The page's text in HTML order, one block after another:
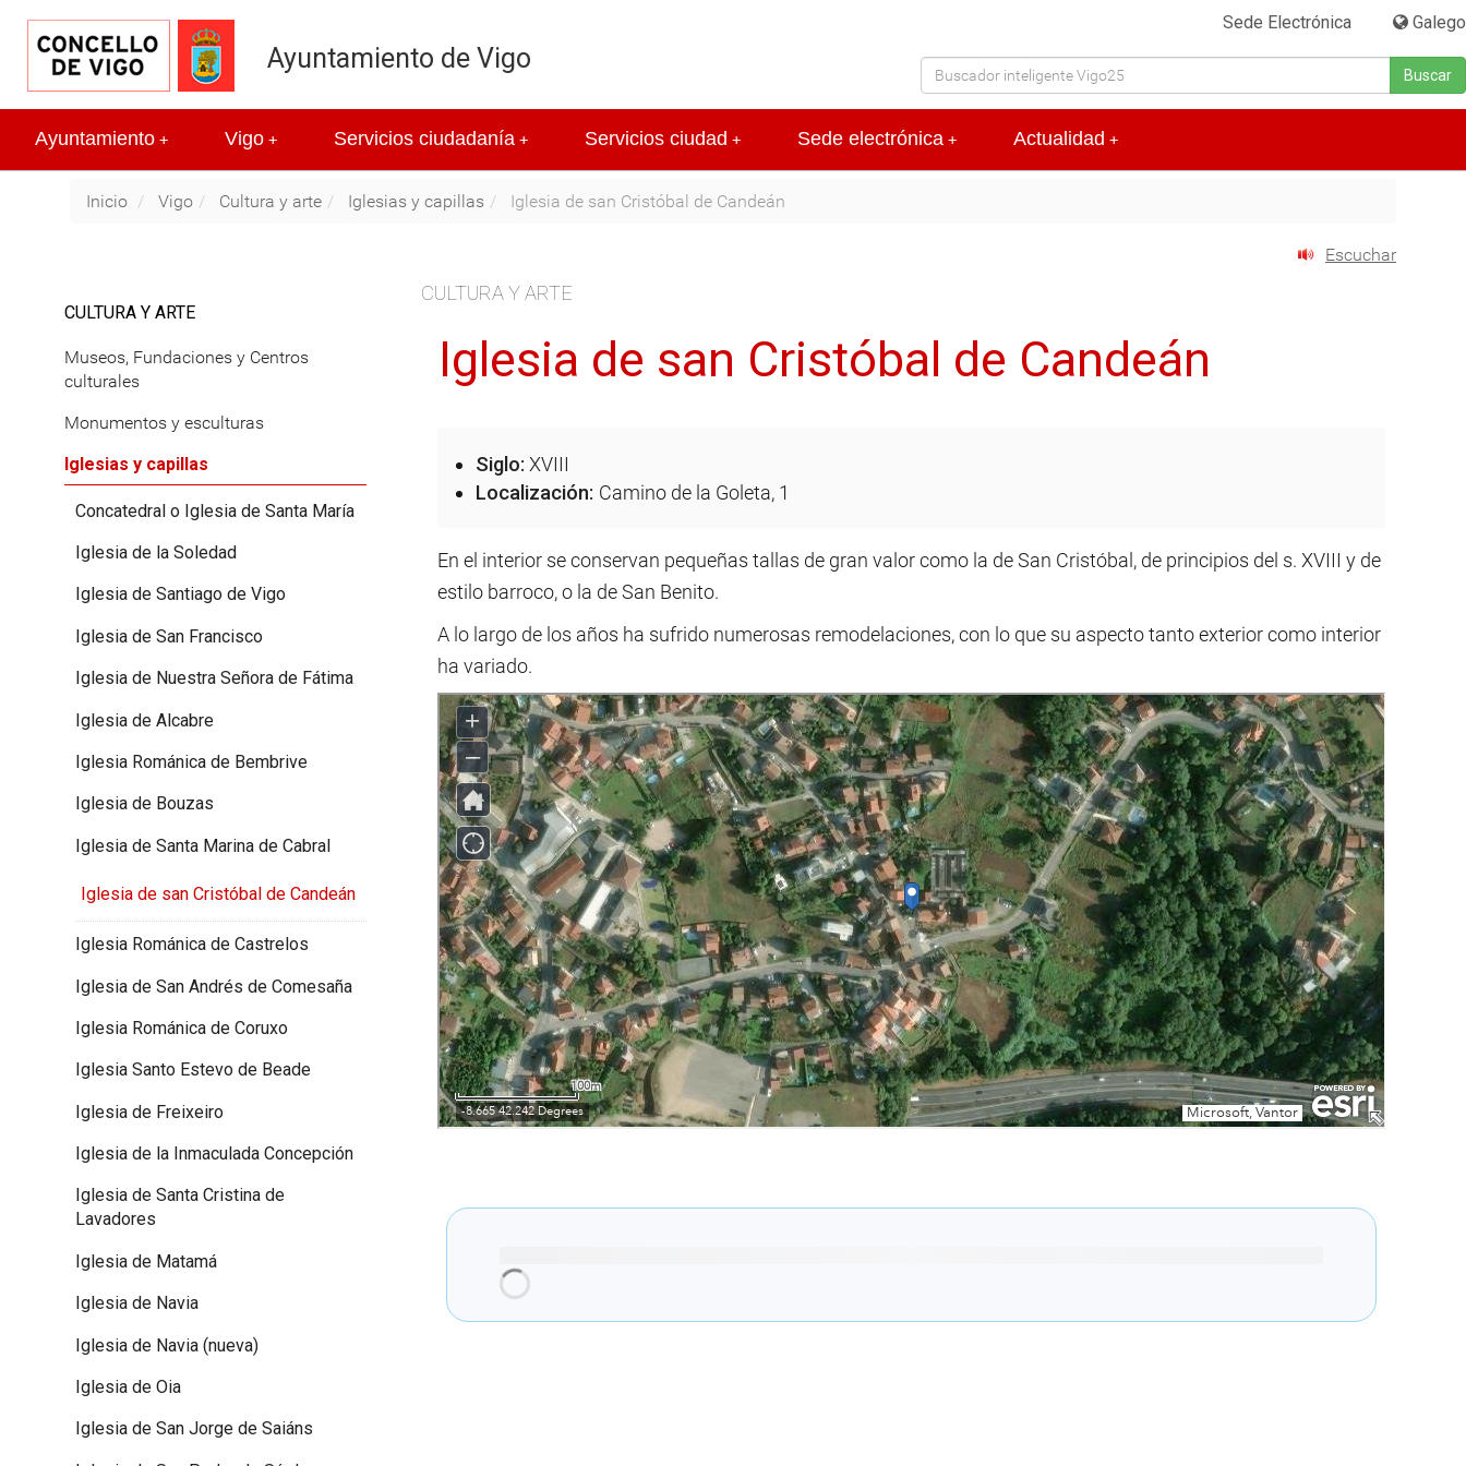
Sede Electrónica Galego
Buscar
Ayuntamiento de Vigo
+
Ayuntamiento +
Vigo +
Servicios ciudadanía +
Servicios ciudad +
Sede electrónica +
Actualidad
Inicio Vigo Cultura y arte Iglesias y capillas Iglesia de san Cristóbal de Candeán
Escuchar
CULTURA Y ARTE
Iglesia de san Cristóbal de Candeán
Siglo: XVIII
Localización: Camino de la Goleta, 1
En el interior se conservan pequeñas tallas de gran valor como la de San Cristóbal, de principios del s. XVIII y de
estilo barroco, o la de San Benito.
A lo largo de los años ha sufrido numerosas remodelaciones, con lo que su aspecto tanto exterior como interior
ha variado.
Cargando recomendaciones
CULTURA Y ARTE
Museos, Fundaciones y Centros
culturales
Monumentos y esculturas
Iglesias y capillas
Concatedral o Iglesia de Santa María
Iglesia de la Soledad
Iglesia de Santiago de Vigo
Iglesia de San Francisco
Iglesia de Nuestra Señora de Fátima
Iglesia de Alcabre
Iglesia Románica de Bembrive
Iglesia de Bouzas
Iglesia de Santa Marina de Cabral
Iglesia de san Cristóbal de Candeán
Iglesia Románica de Castrelos
Iglesia de San Andrés de Comesaña
Iglesia Románica de Coruxo
Iglesia Santo Estevo de Beade
Iglesia de Freixeiro
Iglesia de la Inmaculada Concepción
Iglesia de Santa Cristina de
Lavadores
Iglesia de Matamá
Iglesia de Navia
Iglesia de Navia (nueva)
Iglesia de Oia
Iglesia de San Jorge de Saiáns